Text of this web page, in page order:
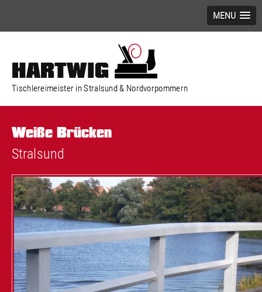
MENU
HARTWIG
Tischlereimeister in Stralsund & Nordvorpommern
Weiße Brücken
Stralsund